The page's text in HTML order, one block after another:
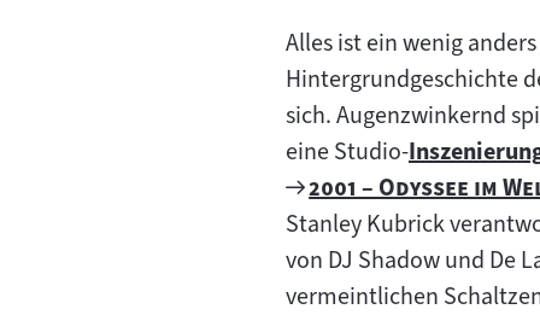
Alles ist ein wenig
Hintergrundgeschichte
sich. Augenzwinkernd
eine Studio-Zum
Inhalt:
Zum
Filmarchiv:
"
2001 – Odyssee im
Stanley Kubrick
von DJ Shadow und De
vermeintlichen